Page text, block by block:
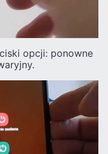
opcji: ponowne